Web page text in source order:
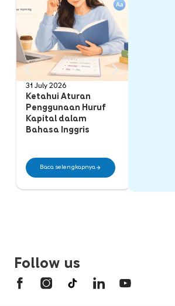
31 July 2026
Ketahui Aturan
Penggunaan Huruf
Kapital dalam
Bahasa Inggris
Baca selengkapnya
Follow us